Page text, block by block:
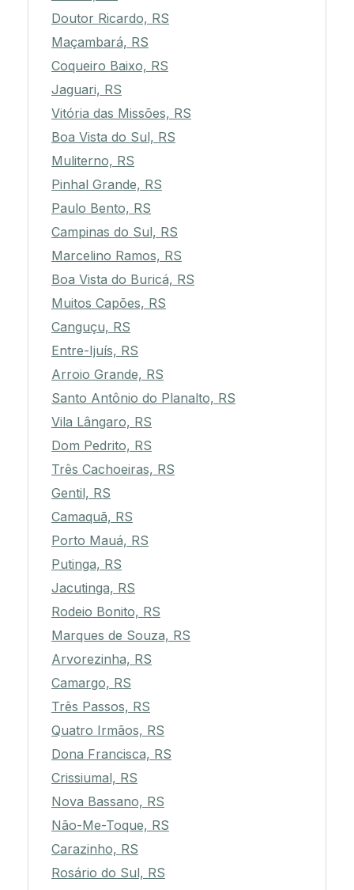
Doutor Ricardo, RS
Maçambará, RS
Coqueiro Baixo, RS
Jaguari, RS
Vitória das Missões, RS
Boa Vista do Sul, RS
Muliterno, RS
Pinhal Grande, RS
Paulo Bento, RS
Campinas do Sul, RS
Marcelino Ramos, RS
Boa Vista do Buricá, RS
Muitos Capões, RS
Canguçu, RS
Entre-Ijuís, RS
Arroio Grande, RS
Santo Antônio do Planalto, RS
Vila Lângaro, RS
Dom Pedrito, RS
Três Cachoeiras, RS
Gentil, RS
Camaquã, RS
Porto Mauá, RS
Putinga, RS
Jacutinga, RS
Rodeio Bonito, RS
Marques de Souza, RS
Arvorezinha, RS
Camargo, RS
Três Passos, RS
Quatro Irmãos, RS
Dona Francisca, RS
Crissiumal, RS
Nova Bassano, RS
Não-Me-Toque, RS
Carazinho, RS
Rosário do Sul, RS